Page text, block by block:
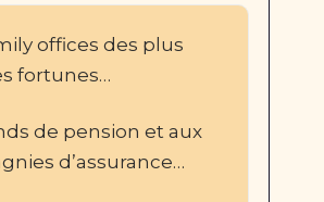
offices des plus
fortunes…
de pension et aux
d’assurance…